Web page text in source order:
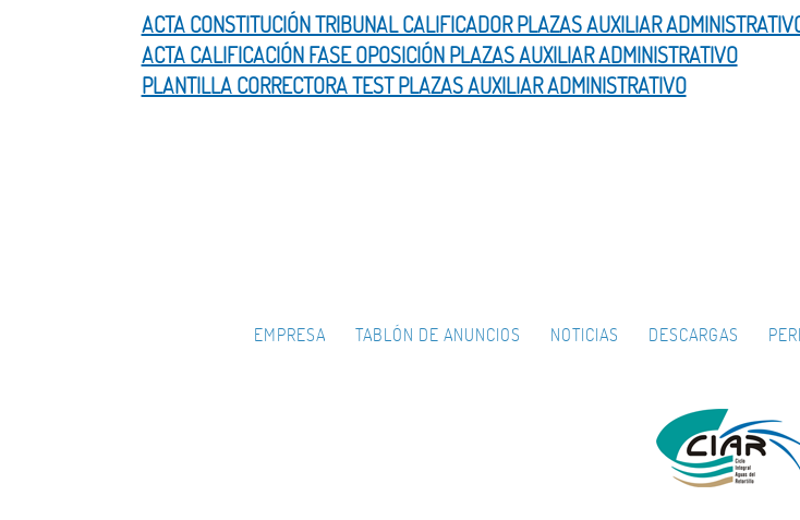
ACTA CONSTITUCIÓN TRIBUNAL CALIFICADOR PLAZAS AUXILIAR
ACTA CALIFICACIÓN FASE OPOSICIÓN PLAZAS AUXILIAR ADMINISTRATIVO
PLANTILLA CORRECTORA TEST PLAZAS AUXILIAR ADMINISTRATIVO
EMPRESA TABLÓN DE ANUNCIOS NOTICIAS DESCARGAS